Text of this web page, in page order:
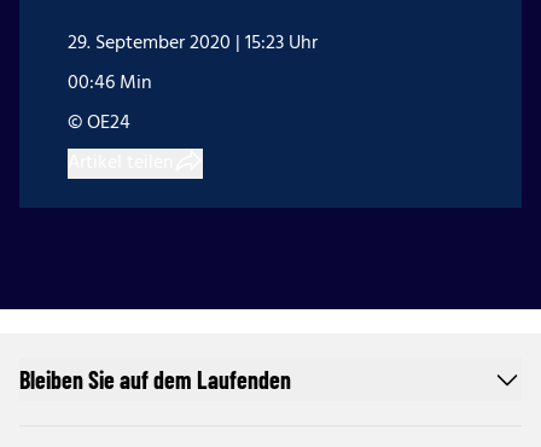
29. September 2020 | 15:23 Uhr
00:46 Min
© OE24
Bleiben Sie auf dem Laufenden